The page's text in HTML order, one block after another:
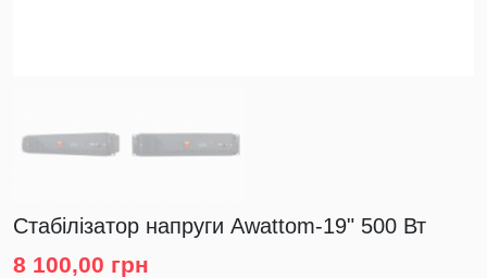
Стабілізатор напруги Awattom-19" 500 Вт
8 100,00 грн